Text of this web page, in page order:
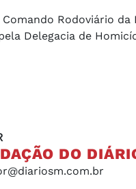
Rodoviário
Delegacia de
DO